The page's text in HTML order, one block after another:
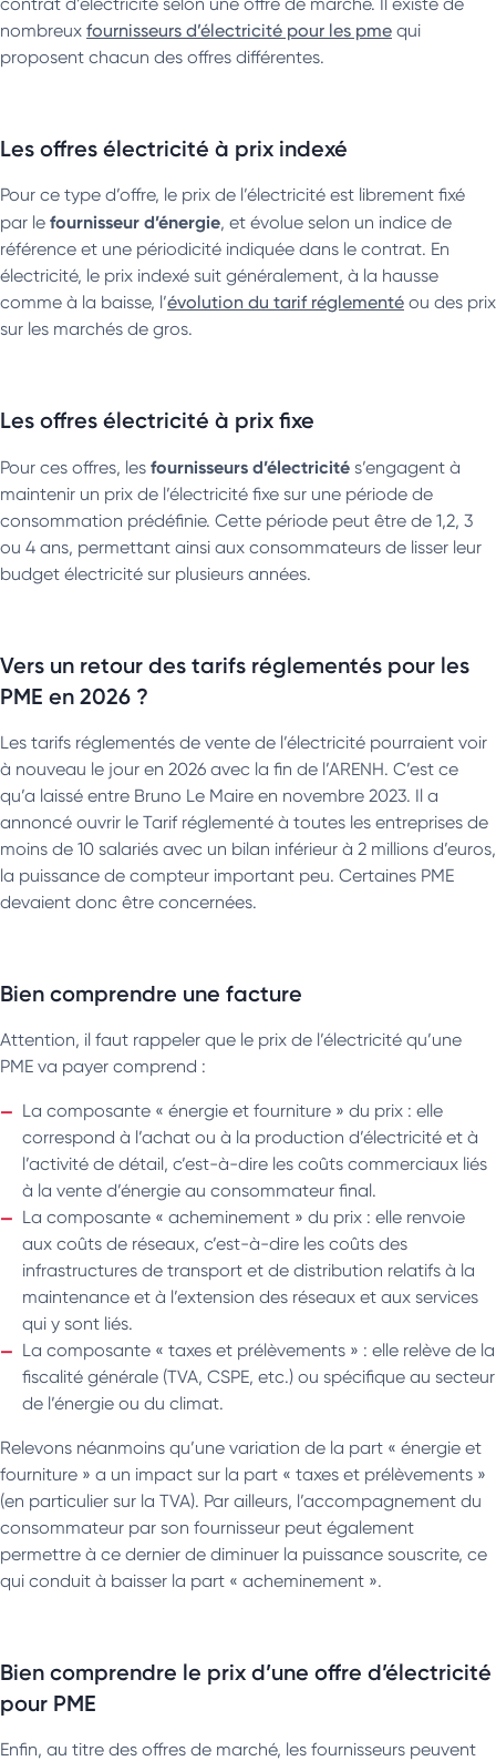
nombreux fournisseurs d’électricité pour les pme qui
proposent chacun des offres différentes.
Les offres électricité à prix indexé
Pour ce type d’offre, le prix de l’électricité est librement fixé
par le fournisseur d’énergie, et évolue selon un indice de
référence et une périodicité indiquée dans le contrat. En
électricité, le prix indexé suit généralement, à la hausse
comme à la baisse, l’évolution du tarif réglementé ou des prix
sur les marchés de gros.
Les offres électricité à prix fixe
Pour ces offres, les fournisseurs d’électricité s’engagent à
maintenir un prix de l’électricité fixe sur une période de
consommation prédéfinie. Cette période peut être de 1,2, 3
ou 4 ans, permettant ainsi aux consommateurs de lisser leur
budget électricité sur plusieurs années.
Vers un retour des tarifs réglementés pour les
PME en 2026 ?
Les tarifs réglementés de vente de l’électricité pourraient voir
à nouveau le jour en 2026 avec la fin de l’ARENH. C’est ce
qu’a laissé entre Bruno Le Maire en novembre 2023. Il a
annoncé ouvrir le Tarif réglementé à toutes les entreprises de
moins de 10 salariés avec un bilan inférieur à 2 millions d’euros,
la puissance de compteur important peu. Certaines PME
devaient donc être concernées.
Bien comprendre une facture
Attention, il faut rappeler que le prix de l’électricité qu’une
PME va payer comprend :
La composante « énergie et fourniture » du prix : elle
correspond à l’achat ou à la production d’électricité et à
l’activité de détail, c’est-à-dire les coûts commerciaux liés
à la vente d’énergie au consommateur final.
La composante « acheminement » du prix : elle renvoie
aux coûts de réseaux, c’est-à-dire les coûts des
infrastructures de transport et de distribution relatifs à la
maintenance et à l’extension des réseaux et aux services
qui y sont liés.
La composante « taxes et prélèvements » : elle relève de la
fiscalité générale (TVA, CSPE, etc.) ou spécifique au secteur
de l’énergie ou du climat.
Relevons néanmoins qu’une variation de la part « énergie et
fourniture » a un impact sur la part « taxes et prélèvements »
(en particulier sur la TVA). Par ailleurs, l’accompagnement du
consommateur par son fournisseur peut également
permettre à ce dernier de diminuer la puissance souscrite, ce
qui conduit à baisser la part « acheminement ».
Bien comprendre le prix d’une offre d’électricité
pour PME
Enfin, au titre des offres de marché, les fournisseurs peuvent